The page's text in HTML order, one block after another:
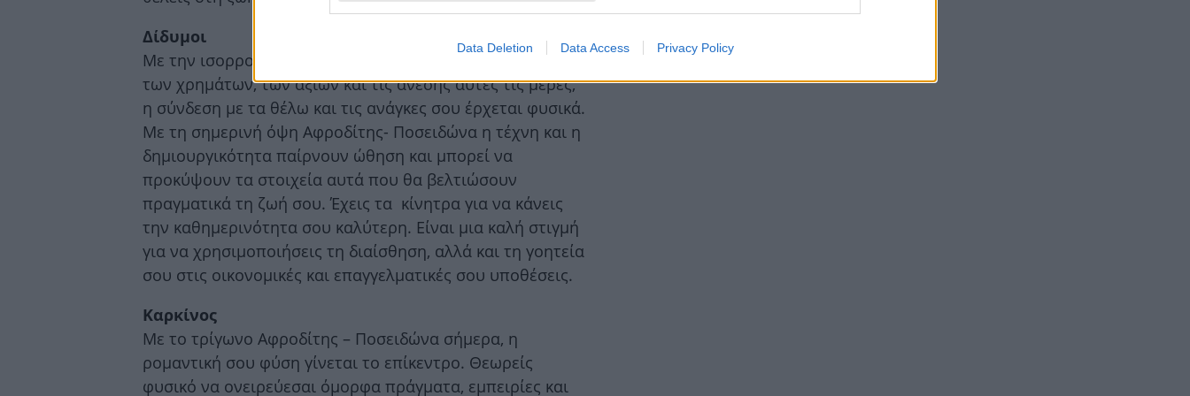
Data Deletion Data Access Privacy Policy
Δίδυμοι
Με την ισορροπημένη Αφροδίτη να κινείται στον τομέα
των χρημάτων, των αξιών και τις άνεσης αυτές τις μέρες,
η σύνδεση με τα θέλω και τις ανάγκες σου έρχεται φυσικά.
Με τη σημερινή όψη Αφροδίτης- Ποσειδώνα η τέχνη και η
δημιουργικότητα παίρνουν ώθηση και μπορεί να
προκύψουν τα στοιχεία αυτά που θα βελτιώσουν
πραγματικά τη ζωή σου. Έχεις τα κίνητρα για να κάνεις
την καθημερινότητα σου καλύτερη. Είναι μια καλή στιγμή
για να χρησιμοποιήσεις τη διαίσθηση, αλλά και τη γοητεία
σου στις οικονομικές και επαγγελματικές σου υποθέσεις.
Καρκίνος
Με το τρίγωνο Αφροδίτης – Ποσειδώνα σήμερα, η
ρομαντική σου φύση γίνεται το επίκεντρο. Θεωρείς
φυσικό να ονειρεύεσαι όμορφα πράγματα, εμπειρίες και